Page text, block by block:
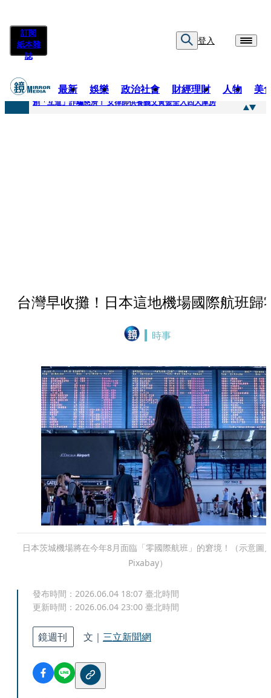
訂閱
紙本雜
誌
登入
最新 娛樂 政治社會 財經理財 人物 美
快訊
創「互道」詐騙慈濟！ 女律師供養義父黃金全入四大庫房
台灣早收攤！日本這地機場國際航班歸
時事
日本茨城機場將在今年8月面臨「零國際航班」的窘境！（示意圖
Pixabay）
發布時間： 2026.06.04 18:07 臺北時間
更新時間： 2026.06.04 23:00 臺北時間
鏡週刊 文｜ 三立新聞網